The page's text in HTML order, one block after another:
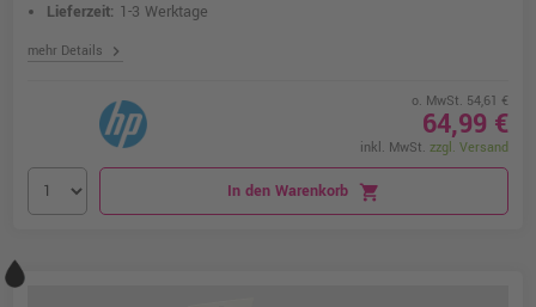
Lieferzeit: 1-3 Werktage
mehr Details chevron_right
o. MwSt. 54,61 €
64,99 €
inkl. MwSt. zzgl. Versand
In den Warenkorb shopping_cart